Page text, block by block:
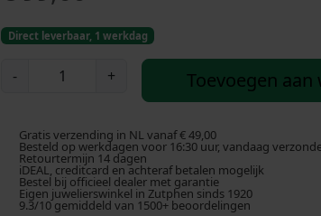
Direct leverbaar, 1 werkdag
- + Toevoegen
Gratis verzending in NL vanaf € 49,00
Besteld op werkdagen voor 16:30 uur, vandaag
Retourtermijn 14 dagen
iDEAL, creditcard en achteraf betalen mogelijk
Bestel bij officieel dealer met garantie
Eigen juwelierswinkel in Zutphen sinds 1920
9.3/10 gemiddeld van 1500+ beoordelingen